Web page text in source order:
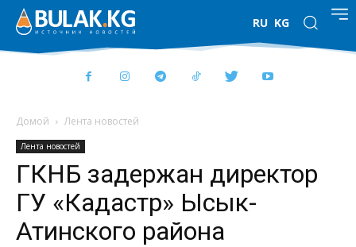
RU KG
Домой Лента новостей
Лента новостей
ГКНБ задержан директор
ГУ «Кадастр» Ысык-
Атинского района